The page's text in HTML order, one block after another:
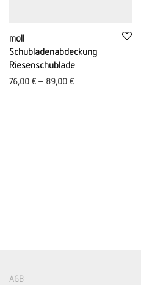
moll
Schubladenabdeckung
Riesenschublade
76,00 € – 89,00 €
AGB